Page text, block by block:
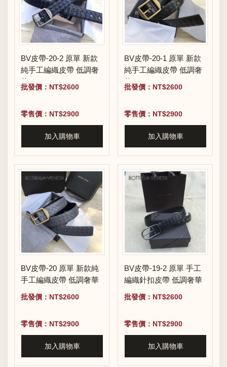
BV皮帶-20-2 原單 新款
純手工編織皮帶 低調奢
華
批發價：NT$2600
零售價：NT$2900
加入購物車
BV皮帶-20-1 原單 新款
純手工編織皮帶 低調奢
華
批發價：NT$2600
零售價：NT$2900
加入購物車
BV皮帶-20 原單 新款純
手工編織皮帶 低調奢華
批發價：NT$2600
零售價：NT$2900
加入購物車
BV皮帶-19-2 原單 手工
編織針扣皮帶 低調奢華
批發價：NT$2600
零售價：NT$2900
加入購物車